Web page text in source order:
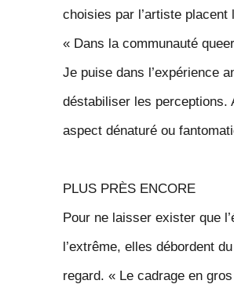
choisies par l’artiste placent
« Dans la communauté
Je puise dans l’expérience
déstabiliser les perceptions.
aspect dénaturé ou
PLUS PRÈS ENCORE
Pour ne laisser exister que
l’extrême, elles débordent
regard. « Le cadrage en